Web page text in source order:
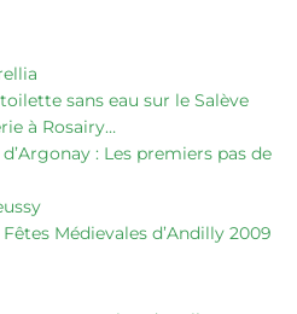
sans eau sur le Salève
à Rosairy…
: Les premiers pas de
Fêtes Médievales d’Andilly 2009